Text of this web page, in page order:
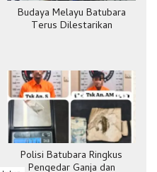
Budaya Melayu Batubara
Terus Dilestarikan
Polisi Batubara Ringkus
Pengedar Ganja dan